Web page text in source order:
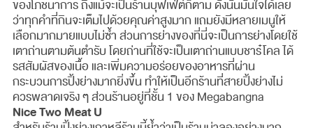
ของโภชนาการ ถึงแม้จะเป็นร้านบุฟเฟ่ต์ก็ตาม ดังนั้นมั่นใจได้เลย
ว่าทุกคำที่กินจะเต็มไปด้วยคุณค่าสูงมาก แถมยังมีหลายเมนูให้
เลือกมากมายแบบไม่ซ้ำ ส่วนการย่างของที่นี่จะเป็นการย่างโดยใช้
เตาถ่านตามต้นตำรับ โดยถ่านที่ใช้จะเป็นเตาถ่านแบบชาร๋โคล ได้
รสสัมผัสของเนื้อ และเพิ่มความอร่อยของอาหารที่ผ่าน
กระบวนการปิ้งย่างมากยิ่งขึ้น ทำให้เป็นอีกร้านที่สายปิ้งย่างไม่
ควรพลาดเจริง ๆ ส่วนร้านอยู่ที่ชั้น 1 ของ Megabangna
Nice Two Meat U